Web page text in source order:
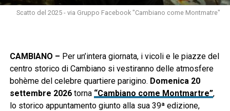
Scatto del 2025 - via Gruppo Facebook "Cambiano come Montmatre"
CAMBIANO – Per un’intera giornata, i vicoli e le piazze del
centro storico di Cambiano si vestiranno delle atmosfere
bohème del celebre quartiere parigino. Domenica 20
settembre 2026torna “Cambiano come Montmartre”,
lo storico appuntamento giunto alla sua 39ª edizione,